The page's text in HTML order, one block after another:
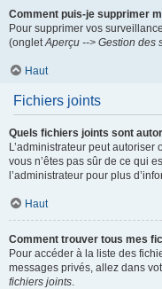
Comment puis-je supprimer
Pour supprimer vos
(ongletAperçu --> Gestion des
Haut
Fichiers joints
Quels fichiers joints sont
L’administrateur peut
vous n’êtes pas sûr de ce qui
l’administrateur pour plus
Haut
Comment trouver tous mes
Pour accéder à la liste des
messages privés, allez dans
fichiers joints.